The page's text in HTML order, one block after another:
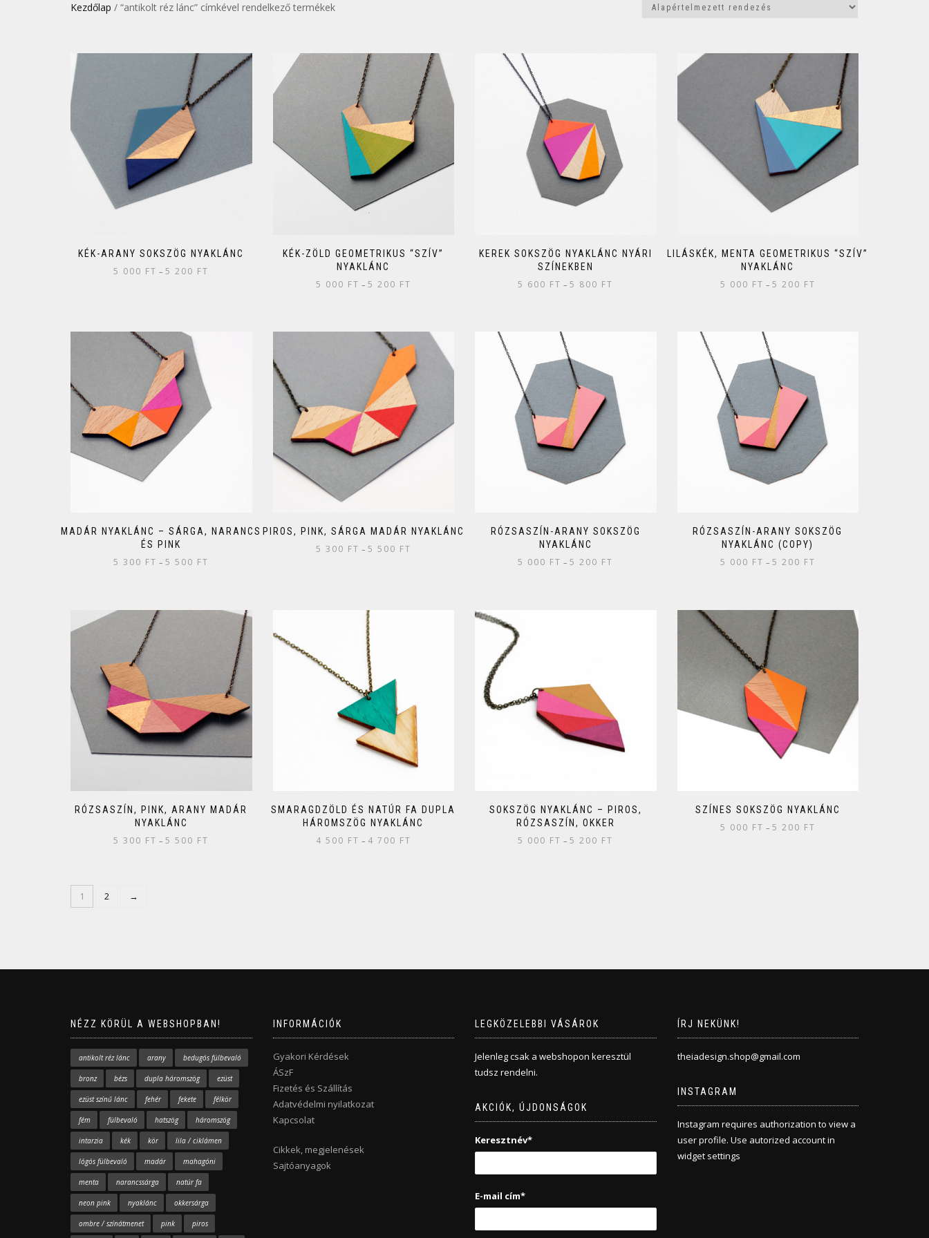
Kezdőlap / “antikolt réz lánc” címkével rendelkező termékek
KÉK-ARANY SOKSZÖG NYAKLÁNC
5 000 FT –5 200 FT
KÉK-ZÖLD GEOMETRIKUS “SZÍV”
NYAKLÁNC
5 000 FT – 5 200 FT
KEREK SOKSZÖG NYAKLÁNC NYÁRI
SZÍNEKBEN
5 600 FT –5 800 FT
LILÁSKÉK, MENTA GEOMETRIKUS “SZÍV”
NYAKLÁNC
5 000 FT – 5 200 FT
MADÁR NYAKLÁNC – SÁRGA, NARANCS
ÉS PINK
5 300 FT –5 500 FT
PIROS, PINK, SÁRGA MADÁR NYAKLÁNC
5 300 FT – 5 500 FT
RÓZSASZÍN-ARANY SOKSZÖG
NYAKLÁNC
5 000 FT –5 200 FT
RÓZSASZÍN-ARANY SOKSZÖG
NYAKLÁNC (COPY)
5 000 FT – 5 200 FT
RÓZSASZÍN, PINK, ARANY MADÁR
NYAKLÁNC
5 300 FT –5 500 FT
SMARAGDZÖLD ÉS NATÚR FA DUPLA
HÁROMSZÖG NYAKLÁNC
4 500 FT – 4 700 FT
SOKSZÖG NYAKLÁNC – PIROS,
RÓZSASZÍN, OKKER
5 000 FT –5 200 FT
SZÍNES SOKSZÖG NYAKLÁNC
5 000 FT – 5 200 FT
1 2 →
NÉZZ KÖRÜL A WEBSHOPBAN!
antikolt réz lánc arany bedugós fülbevaló
bronz bézs dupla háromszög ezüst
ezüst színű lánc fehér fekete félkör
fém fülbevaló hatszög háromszög
intarzia kék kör lila / ciklámen
lógós fülbevaló madár mahagóni
menta narancssárga natúr fa
neon pink nyaklánc okkersárga
ombre / színátmenet pink piros
INFORMÁCIÓK
Gyakori Kérdések
ÁSzF
Fizetés és Szállítás
Adatvédelmi nyilatkozat
Kapcsolat
Cikkek, megjelenések
Sajtóanyagok
LEGKÖZELEBBI VÁSÁROK
Jelenleg csak a webshopon keresztül
tudsz rendelni.
AKCIÓK, ÚJDONSÁGOK
Keresztnév*
E-mail cím*
ÍRJ NEKÜNK!
theiadesign.shop@gmail.com
INSTAGRAM
Instagram requires authorization to view a
user profile. Use autorized account in
widget settings